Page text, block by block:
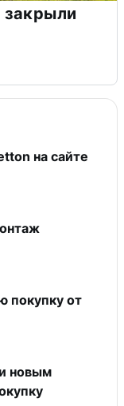
на сайте
покупку от
новым